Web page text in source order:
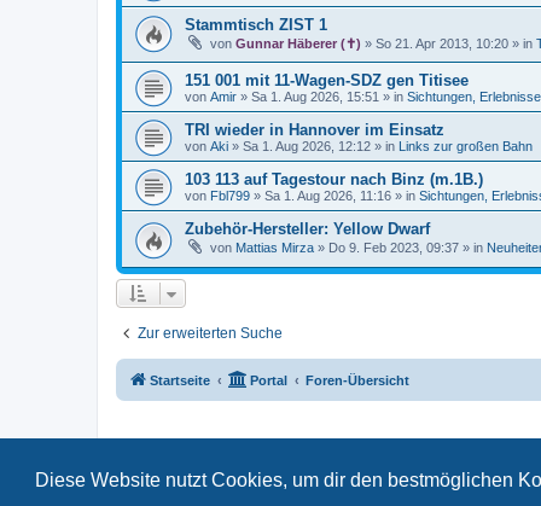
Diese Website nutzt Cookies, um dir den bestmöglichen
Stammtisch ZIST 1
von Gunnar Häberer (✝) » So 21. Apr 2013, 10:20 » in
151 001 mit 11-Wagen-SDZ gen Titisee
von Amir » Sa 1. Aug 2026, 15:51 » in Sichtungen,
TRI wieder in Hannover im Einsatz
von Aki » Sa 1. Aug 2026, 12:12 » in Links zur großen Bahn
103 113 auf Tagestour nach Binz (m.1B.)
von Fbl799 » Sa 1. Aug 2026, 11:16 » in Sichtungen,
Zubehör-Hersteller: Yellow Dwarf
von Mattias Mirza » Do 9. Feb 2023, 09:37 » in
Zur erweiterten Suche
Startseite Portal Foren-Übersicht